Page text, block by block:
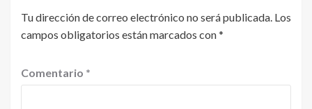
Tu dirección de correo electrónico no será publicada. Los
campos obligatorios están marcados con*
Comentario *